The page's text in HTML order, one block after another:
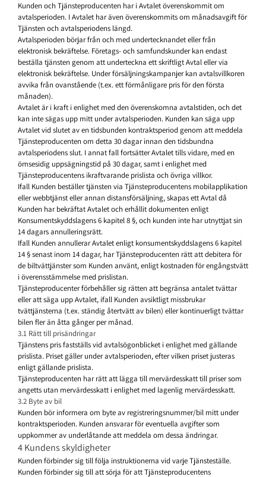
Kunden och Tjänsteproducenten har i Avtalet överenskommit om
avtalsperioden. I Avtalet har även överenskommits om månadsavgift för
Tjänsten och avtalsperiodens längd.
Avtalsperioden börjar från och med undertecknandet eller från
elektronisk bekräftelse. Företags- och samfundskunder kan endast
beställa tjänsten genom att underteckna ett skriftligt Avtal eller via
elektronisk bekräftelse. Under försäljningskampanjer kan avtalsvillkoren
avvika från ovanstående (t.ex. ett förmånligare pris för den första
månaden).
Avtalet är i kraft i enlighet med den överenskomna avtalstiden, och det
kan inte sägas upp mitt under avtalsperioden. Kunden kan säga upp
Avtalet vid slutet av en tidsbunden kontraktsperiod genom att meddela
Tjänsteproducenten om detta 30 dagar innan den tidsbundna
avtalsperiodens slut. I annat fall fortsätter Avtalet tills vidare, med en
ömsesidig uppsägningstid på 30 dagar, samt i enlighet med
Tjänsteproducentens ikraftvarande prislista och övriga villkor.
Ifall Kunden beställer tjänsten via Tjänsteproducentens mobilapplikation
eller webbtjänst eller annan distansförsäljning, skapas ett Avtal då
Kunden har bekräftat Avtalet och erhållit dokumenten enligt
Konsumentskyddslagens 6 kapitel 8 §, och kunden inte har utnyttjat sin
14 dagars annulleringsrätt.
Ifall Kunden annullerar Avtalet enligt konsumentskyddslagens 6 kapitel
14 § senast inom 14 dagar, har Tjänsteproducenten rätt att debitera för
de biltvättjänster som Kunden använt, enligt kostnaden för engångstvätt
i överensstämmelse med prislistan.
Tjänsteproducenter förbehåller sig rätten att begränsa antalet tvättar
eller att säga upp Avtalet, ifall Kunden avsiktligt missbrukar
tvättjänsterna (t.ex. ständig återtvätt av bilen) eller kontinuerligt tvättar
bilen fler än åtta gånger per månad.
3.1 Rätt till prisändringar
Tjänstens pris fastställs vid avtalsögonblicket i enlighet med gällande
prislista. Priset gäller under avtalsperioden, efter vilken priset justeras
enligt gällande prislista.
Tjänsteproducenten har rätt att lägga till mervärdesskatt till priser som
angetts utan mervärdesskatt i enlighet med lagenlig mervärdesskatt.
3.2 Byte av bil
Kunden bör informera om byte av registreringsnummer/bil mitt under
kontraktsperioden. Kunden ansvarar för eventuella avgifter som
uppkommer av underlåtande att meddela om dessa ändringar.
4 Kundens skyldigheter
Kunden förbinder sig till följa instruktionerna vid varje Tjänsteställe.
Kunden förbinder sig till att sörja för att Tjänsteproducentens